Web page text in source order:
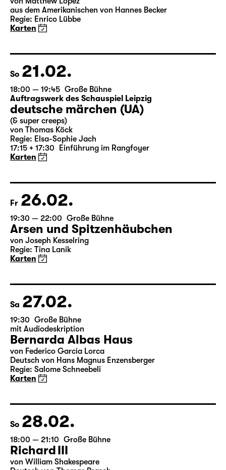
15:00 Große Bühne
Das Vermächtnis
(The Inheritance)
Regie: Enrico Lübbe
Karten
So 21.02.
18:00 — 19:45 Große Bühne
Auftragswerk des Schauspiel Leipzig
deutsche märchen (UA)
(& super creeps)
17:15 + 17:30 Einführung im Rangfoyer
Karten
Fr 26.02.
19:30 — 22:00
Arsen und Spitzenhäubchen
Regie: Tina Lanik
Karten
Sa 27.02.
19:30 Große Bühne
mit Audiodeskription
Bernarda Albas Haus
Regie: Salome Schneebeli
Karten
So 28.02.